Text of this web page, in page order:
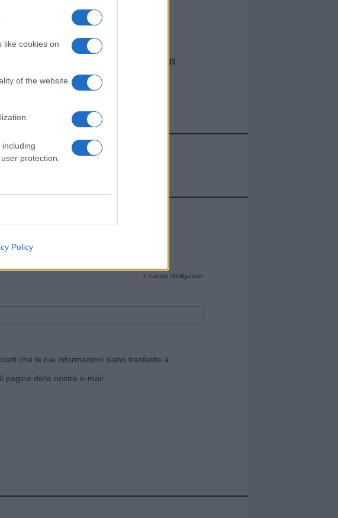
like cookies on
of the website
protection.
Policy
I nostri cari
Giovannimaria Cabras
|Segnala
notizie pubblicate sul sito web!
* campo obbligatorio
che le tue informazioni siano trasferite a
pagina delle nostre e-mail.